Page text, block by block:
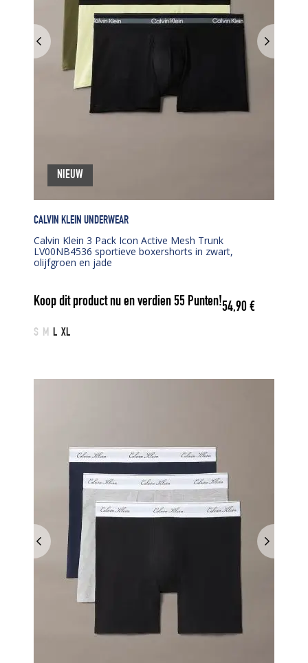
CALVIN KLEIN UNDERWEAR
Calvin Klein 3 Pack Icon Active Mesh Trunk
LV00NB4536 sportieve boxershorts in zwart,
olijfgroen en jade
Koop dit product nu en verdien55 Punten!54,90€
S M L XL
NIEUW